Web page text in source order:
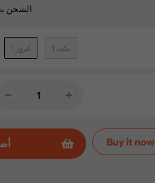
الشحن
1 كروز 1 بكت
Buy it now